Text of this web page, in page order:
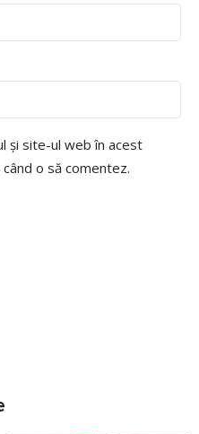
și site-ul web în acest
o să comentez.